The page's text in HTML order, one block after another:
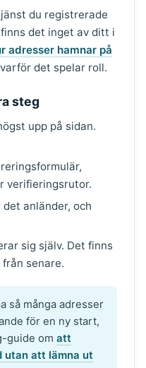
du registrerade
det inget av ditt i
adresser hamnar på
det spelar roll.
steg
upp på sidan.
verifieringsrutor.
anländer, och
sig själv. Det finns
senare.
så många adresser
för en ny start,
guide om att
utan att lämna ut